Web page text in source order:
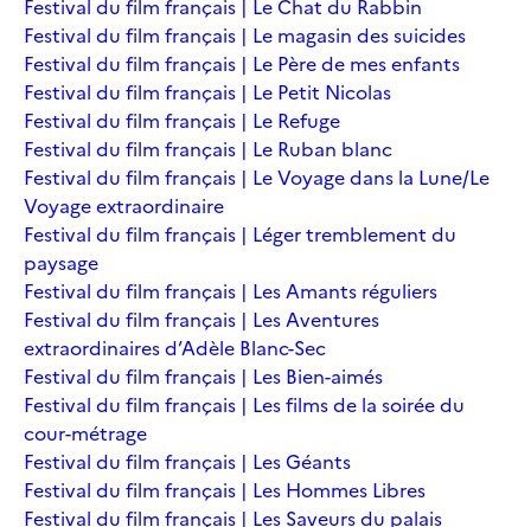
Festival du film français | Le Chat du Rabbin
Festival du film français | Le magasin des suicides
Festival du film français | Le Père de mes enfants
Festival du film français | Le Petit Nicolas
Festival du film français | Le Refuge
Festival du film français | Le Ruban blanc
Festival du film français | Le Voyage dans la Lune/Le
Voyage extraordinaire
Festival du film français | Léger tremblement du
paysage
Festival du film français | Les Amants réguliers
Festival du film français | Les Aventures
extraordinaires d’Adèle Blanc-Sec
Festival du film français | Les Bien-aimés
Festival du film français | Les films de la soirée du
cour-métrage
Festival du film français | Les Géants
Festival du film français | Les Hommes Libres
Festival du film français | Les Saveurs du palais